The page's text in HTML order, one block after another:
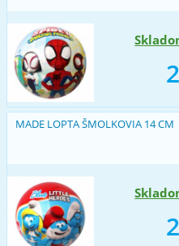
MADE LOPTA ŠMOLKOVIA 14 CM